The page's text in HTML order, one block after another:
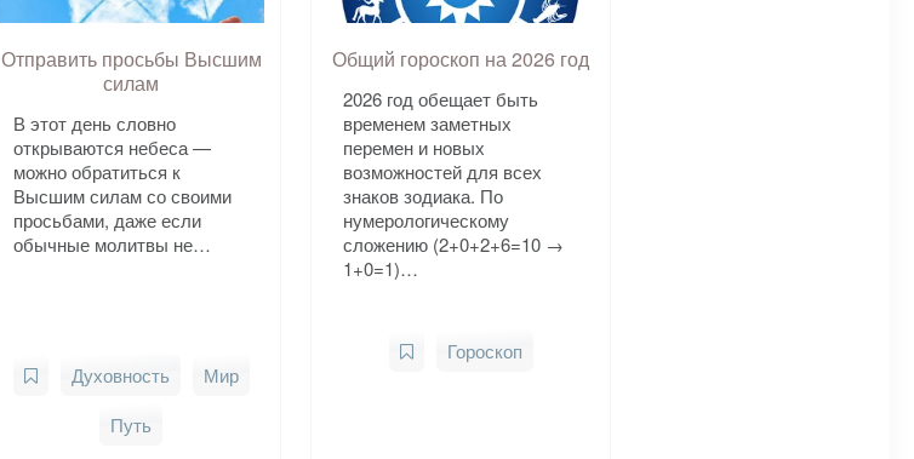
Отправить просьбы Высшим
силам
В этот день словно
открываются небеса —
можно обратиться к
Высшим силам со своими
просьбами, даже если
обычные молитвы не…
Духовность
Мир
Путь
Общий гороскоп на 2026 год
2026 год обещает быть
временем заметных
перемен и новых
возможностей для всех
знаков зодиака. По
нумерологическому
сложению (2+0+2+6=10 →
1+0=1)…
Гороскоп